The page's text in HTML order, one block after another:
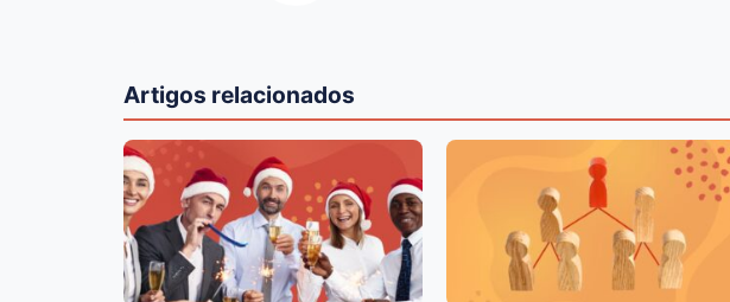
Artigos relacionados